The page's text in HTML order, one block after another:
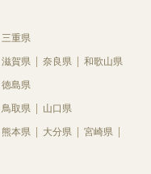
三重県
滋賀県 奈良県 和歌山県
徳島県
鳥取県 山口県
熊本県 大分県
宮崎県